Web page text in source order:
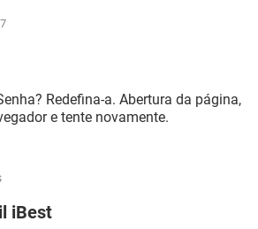
Redefina-a. Abertura da página,
e tente novamente.
iBest